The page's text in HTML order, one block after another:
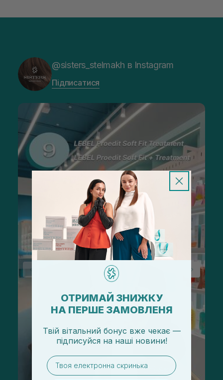
@sisters_stelmakh в Instagram
Підписатися
ОТРИМАЙ ЗНИЖКУ
НА ПЕРШЕ ЗАМОВЛЕНЯ
Твій вітальний бонус вже чекає —
підписуйся на наші новини!
email